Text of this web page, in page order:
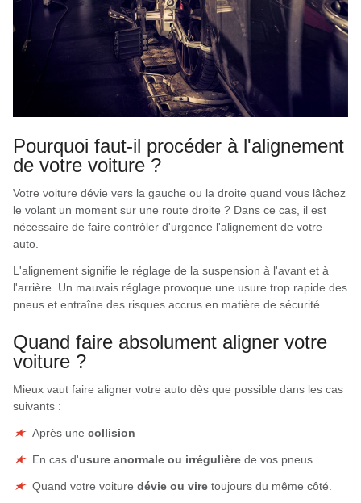
Pourquoi faut-il procéder à l'alignement
de votre voiture ?
Votre voiture dévie vers la gauche ou la droite quand vous lâchez
le volant un moment sur une route droite ? Dans ce cas, il est
nécessaire de faire contrôler d'urgence l'alignement de votre
auto.
L'alignement signifie le réglage de la suspension à l'avant et à
l'arrière. Un mauvais réglage provoque une usure trop rapide des
pneus et entraîne des risques accrus en matière de sécurité.
Quand faire absolument aligner votre
voiture ?
Mieux vaut faire aligner votre auto dès que possible dans les cas
suivants :
Après une collision
En cas d'usure anormale ou irrégulière de vos pneus
Quand votre voiture dévie ou vire toujours du même côté.